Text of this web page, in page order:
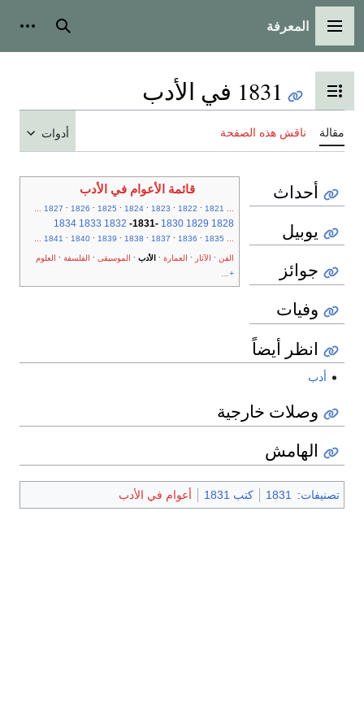
القائمة الرئيسية
المعرفة بحث
تبديل عرض جدول المحتويات
1831 في الأدب
مقالة ناقش هذه الصفحة أدوات
قائمة الأعوام في الأدب
...
1821
1822
1823
1824
1825
1826
1827
...
1828
1829
1830
-
1831
-
1832
1833
1834
...
1835
1836
1837
1838
1839
1840
1841
...
الفن الآثار العمارة الأدب الموسيقى الفلسفة
العلوم
+...
أحداث
يوبيل
جوائز
وفيات
انظر أيضاً
أدب
وصلات خارجية
الهامش
تصنيفات:
1831 كتب 1831 أعوام في الأدب